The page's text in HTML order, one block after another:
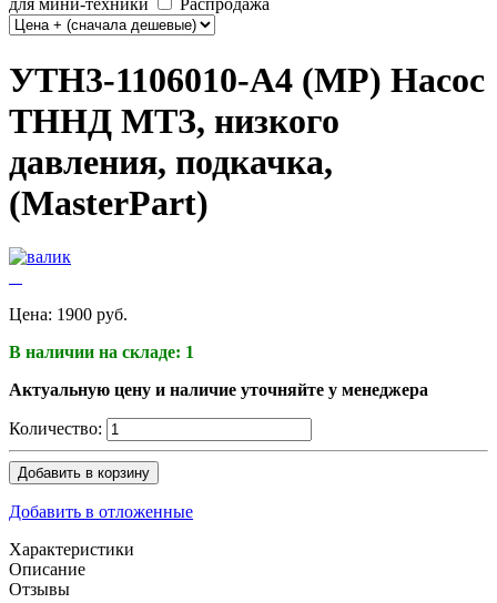
для мини-техники Распродажа
УТН3-1106010-А4 (МР) Насос
ТННД МТЗ, низкого
давления, подкачка,
(МasterPart)
Цена: 1900 руб.
В наличии на складе: 1
Актуальную цену и наличие уточняйте у менеджера
Количество:
Добавить в корзину
Добавить в отложенные
Характеристики
Описание
Отзывы